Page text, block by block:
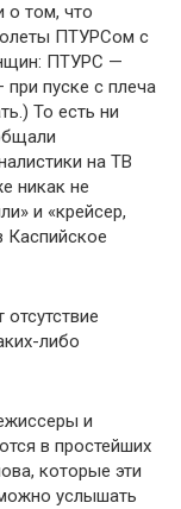
о том, что
ПТУРСом с
ПТУРС —
пуске с плеча
То есть ни
на ТВ
никак не
и «крейсер,
либо
и
в простейших
которые эти
услышать